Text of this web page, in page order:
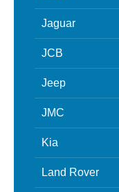
Jaguar
JCB
Jeep
JMC
Kia
Land Rover